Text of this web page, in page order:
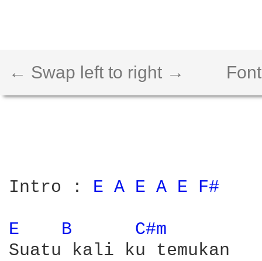
← Swap left to right →
Intro : E A E A E F#
E B
C#m
Suatu kali ku temukan